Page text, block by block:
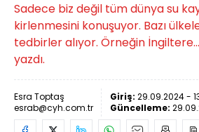
Sadece biz değil tüm dünya su
kirlenmesini konuşuyor. Bazı
tedbirler alıyor. Örneğin
yazdı.
Esra Toptaş
esrab@cyh.com.tr
Giriş: 29.09.2024 -
Güncelleme: